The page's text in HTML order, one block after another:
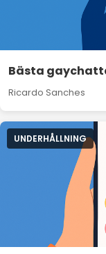
Bästa
Ricardo Sanches
UNDERHÅLLNING